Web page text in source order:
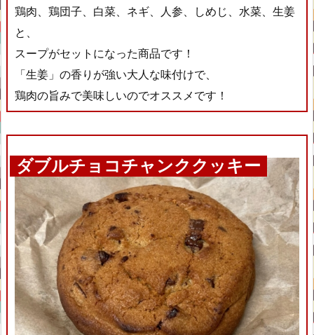
鶏肉、鶏団子、白菜、ネギ、人参、しめじ、水菜、生姜
と、
スープがセットになった商品です！
「生姜」の香りが強い大人な味付けで、
鶏肉の旨みで美味しいのでオススメです！
ダブルチョコチャンククッキー